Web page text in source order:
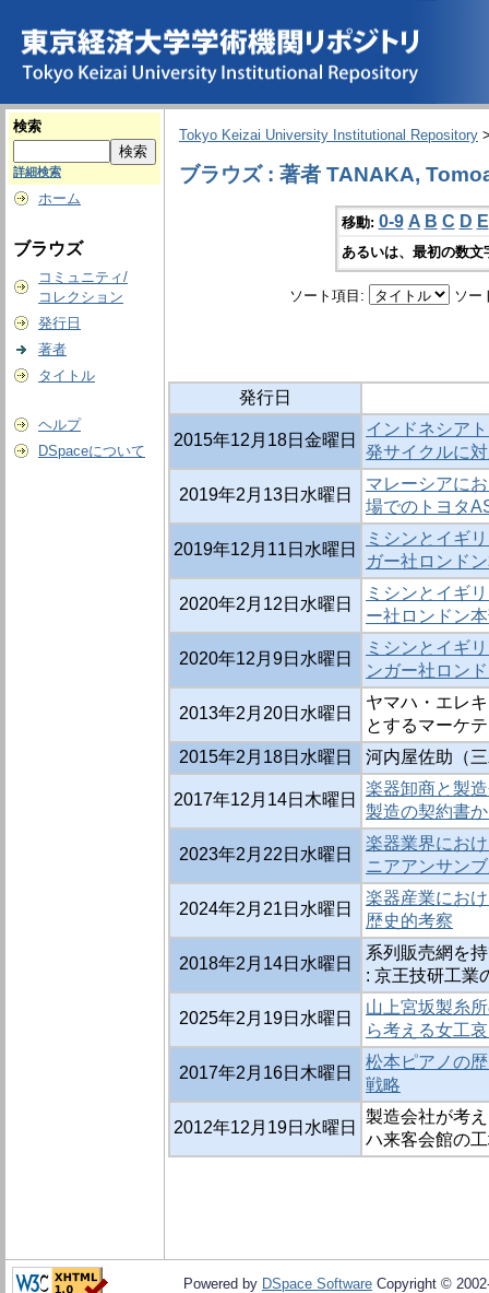
検索
詳細検索
ホーム
ブラウズ
コミュニティ/
コレクション
発行日
著者
タイトル
ヘルプ
DSpaceについて
Tokyo Keizai University Institutional Repository
ブラウズ : 著者 TANAKA,
移動: 0-9 A B C D E
あるいは、最初の数
ソート項目: ソー
発行日
2015年12月18日金曜日
インドネシア
発サイクルに
2019年2月13日水曜日
マレーシアに
場でのトヨタ
2019年12月11日水曜日
ミシンとイギ
ガー社ロンド
2020年2月12日水曜日
ミシンとイギ
ー社ロンドン
2020年12月9日水曜日
ミシンとイギ
ンガー社ロン
2013年2月20日水曜日
ヤマハ・エレ
とするマーケ
2015年2月18日水曜日
河内屋佐助（
2017年12月14日木曜日
楽器卸商と製
製造の契約書
2023年2月22日水曜日
楽器業界にお
ニアアンサン
2024年2月21日水曜日
楽器産業にお
歴史的考察
2018年2月14日水曜日
系列販売網を
: 京王技研工業
2025年2月19日水曜日
山上宮坂製糸
ら考える女工
2017年2月16日木曜日
松本ピアノの
戦略
2012年12月19日水曜日
製造会社が考
ハ来客会館の
Powered by DSpace Software Copyright ©